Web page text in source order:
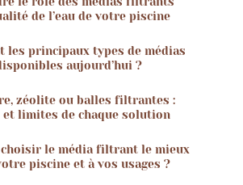
de l’eau de votre piscine
les principaux types de médias
aujourd’hui ?
zéolite ou balles filtrantes :
et limites de chaque solution
choisir le média filtrant le mieux
piscine et à vos usages ?